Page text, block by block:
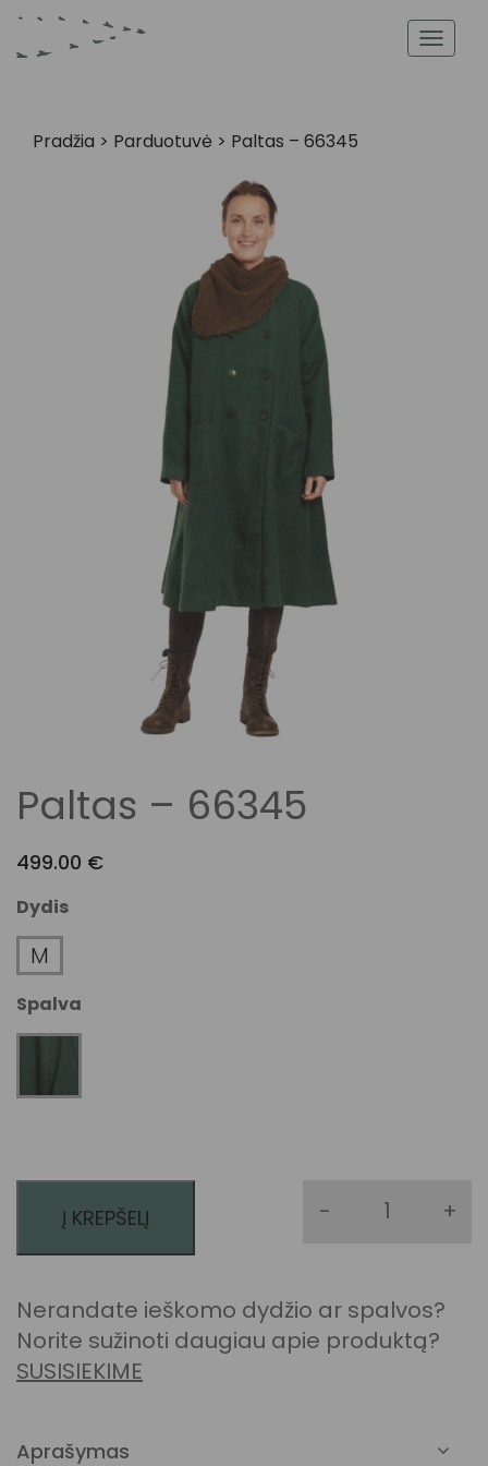
Pradžia > Parduotuvė > Paltas – 66345
Paltas – 66345
499.00 €
Dydis
M
Spalva
produkto
- +
Į KREPŠELĮ
Nerandate ieškomo dydžio ar spalvos?
Norite sužinoti daugiau apie produktą?
SUSISIEKIME
Aprašymas